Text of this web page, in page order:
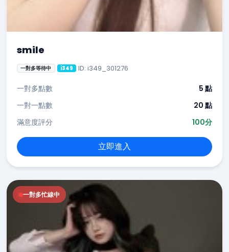
smile
一對多等待中 i349 ID: i349_301276
一對多點數
5 點
一對一點數
20 點
滿意度評分
100分
立即進入
一對多忙線中